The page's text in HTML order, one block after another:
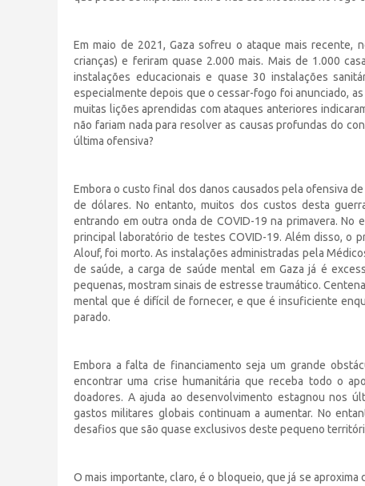
Em maio de 2021, Gaza sofreu o ataque mais recente,
crianças) e feriram quase 2.000 mais. Mais de 1.000
instalações educacionais e quase 30 instalações
especialmente depois que o cessar-fogo foi anunciado,
muitas lições aprendidas com ataques anteriores
não fariam nada para resolver as causas profundas do
última ofensiva?
Embora o custo final dos danos causados pela ofensiva
de dólares. No entanto, muitos dos custos desta
entrando em outra onda de COVID-19 na primavera.
principal laboratório de testes COVID-19. Além disso, o
Alouf, foi morto. As instalações administradas pela
de saúde, a carga de saúde mental em Gaza já é
pequenas, mostram sinais de estresse traumático.
mental que é difícil de fornecer, e que é insuficiente
parado.
Embora a falta de financiamento seja um grande
encontrar uma crise humanitária que receba todo o
doadores. A ajuda ao desenvolvimento estagnou nos
gastos militares globais continuam a aumentar. No
desafios que são quase exclusivos deste pequeno
O mais importante, claro, é o bloqueio, que já se